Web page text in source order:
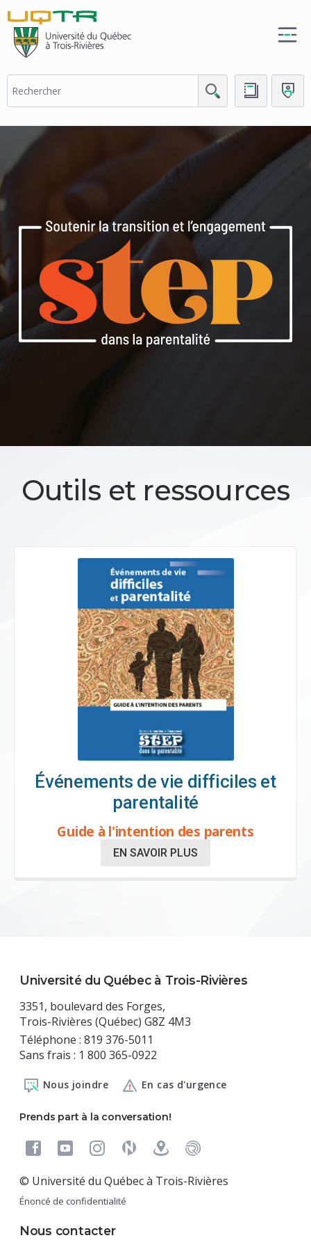
Outils et ressources
Événements de vie difficiles et
parentalité
Guide à l'intention des parents
EN SAVOIR PLUS
Université du Québec à Trois-Rivières
3351, boulevard des Forges,
Trois-Rivières (Québec) G8Z 4M3
Téléphone : 819 376-5011
Sans frais : 1 800 365-0922
Nous joindre En cas d'urgence
Prends part à la conversation!
© Université du Québec à Trois-Rivières
Énoncé de confidentialité
Nous contacter